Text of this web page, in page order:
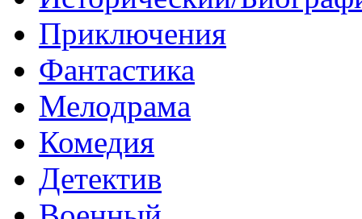
Приключения
Фантастика
Мелодрама
Комедия
Детектив